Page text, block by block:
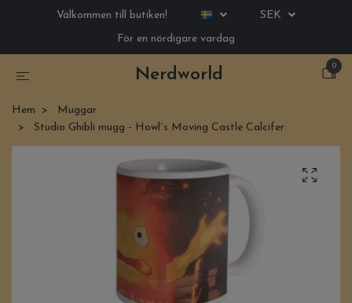
Välkommen till butiken!
SEK
För en nördigare vardag
Nerdworld
0
Hem
Muggar
Studio Ghibli mugg - Howl´s Moving Castle Calcifer